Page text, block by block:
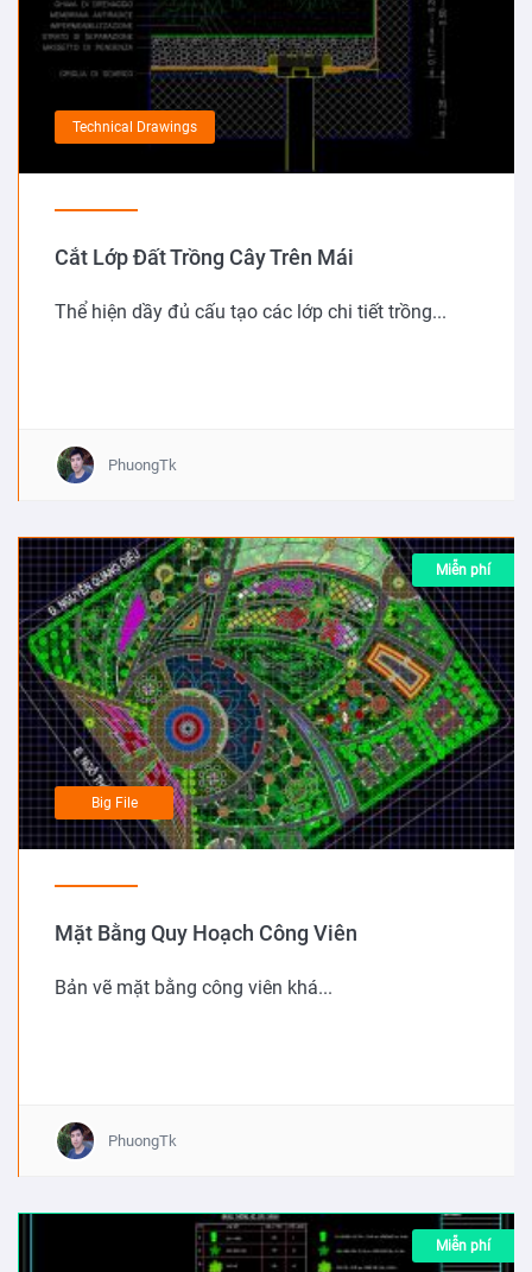
Technical Drawings
Cắt Lớp Đất Trồng Cây Trên Mái
Thể hiện dầy đủ cấu tạo các lớp chi tiết trồng...
PhuongTk
Big File
Miễn phí
Mặt Bằng Quy Hoạch Công Viên
Bản vẽ mặt bằng công viên khá...
PhuongTk
Miễn phí